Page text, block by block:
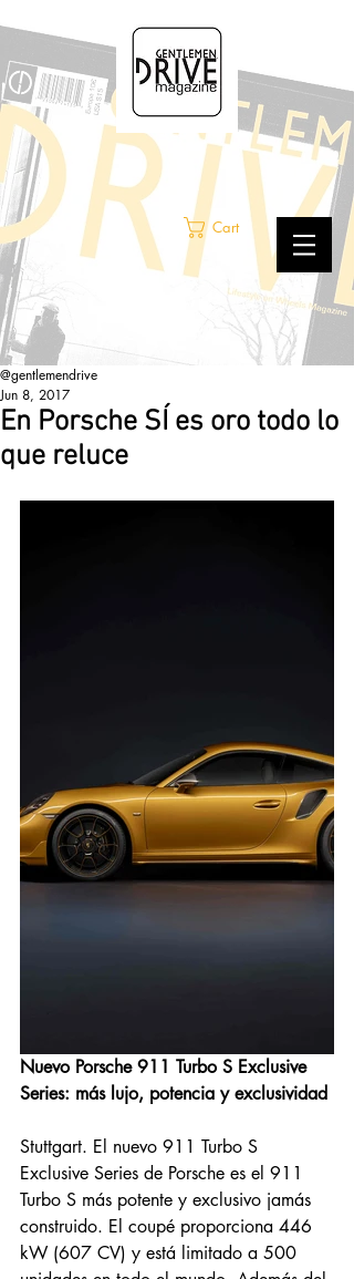
Cart
En Porsche SÍ es oro todo lo
que reluce
@gentlemendrive
Jun 8, 2017
Nuevo Porsche 911 Turbo S Exclusive
Series: más lujo, potencia y exclusividad
Stuttgart. El nuevo 911 Turbo S
Exclusive Series de Porsche es el 911
Turbo S más potente y exclusivo jamás
construido. El coupé proporciona 446
kW (607 CV) y está limitado a 500